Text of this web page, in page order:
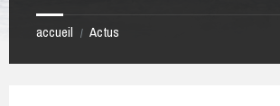
accueil / Actus